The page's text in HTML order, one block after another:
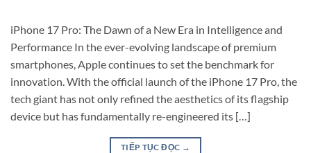
iPhone 17 Pro: The Dawn of a New Era in Intelligence and
Performance In the ever-evolving landscape of premium
smartphones, Apple continues to set the benchmark for
innovation. With the official launch of the iPhone 17 Pro, the
tech giant has not only refined the aesthetics of its flagship
device but has fundamentally re-engineered its […]
TIẾP TỤC ĐỌC →